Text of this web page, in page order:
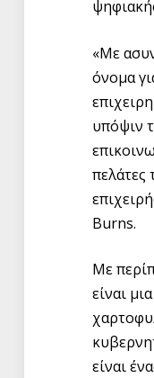
«Με
όνομα
υπόψιν
πελάτες
Burns.
Με
είναι
είναι